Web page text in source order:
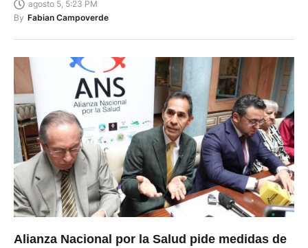
agosto 5, 5:23 PM
By Fabian Campoverde
Alianza Nacional por la Salud pide medidas de